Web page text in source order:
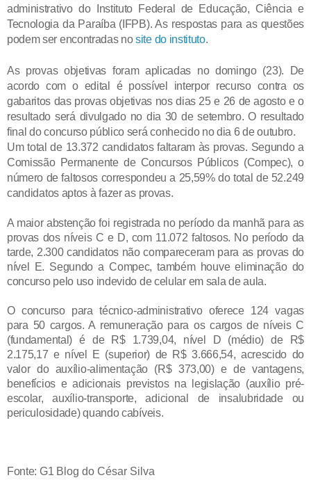
administrativo do Instituto Federal de Educação, Ciência e
Tecnologia da Paraíba (IFPB). As respostas para as questões
podem ser encontradas nosite do instituto.
As provas objetivas foram aplicadas no domingo (23). De
acordo com o edital é possível interpor recurso contra os
gabaritos das provas objetivas nos dias 25 e 26 de agosto e o
resultado será divulgado no dia 30 de setembro. O resultado
final do concurso público será conhecido no dia 6 de outubro.
Um total de 13.372 candidatos faltaram às provas. Segundo a
Comissão Permanente de Concursos Públicos (Compec), o
número de faltosos correspondeu a 25,59% do total de 52.249
candidatos aptos à fazer as provas.
A maior abstenção foi registrada no período da manhã para as
provas dos níveis C e D, com 11.072 faltosos. No período da
tarde, 2.300 candidatos não compareceram para as provas do
nível E. Segundo a Compec, também houve eliminação do
concurso pelo uso indevido de celular em sala de aula.
O concurso para técnico-administrativo oferece 124 vagas
para 50 cargos. A remuneração para os cargos de níveis C
(fundamental) é de R$ 1.739,04, nível D (médio) de R$
2.175,17 e nível E (superior) de R$ 3.666,54, acrescido do
valor do auxílio-alimentação (R$ 373,00) e de vantagens,
benefícios e adicionais previstos na legislação (auxílio pré-
escolar, auxílio-transporte, adicional de insalubridade ou
periculosidade) quando cabíveis.
Fonte: G1 Blog do César Silva